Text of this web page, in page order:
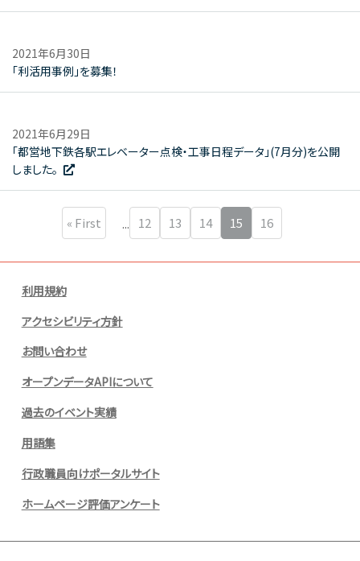
2021年6月30日
「利活用事例」を募集！
2021年6月29日
「都営地下鉄各駅エレベーター点検・工事日程データ」(7月分)を公開
しました。
« First
... 12 13 14 15
16
利用規約
アクセシビリティ方針
お問い合わせ
オープンデータAPIについて
過去のイベント実績
用語集
行政職員向けポータルサイト
ホームページ評価アンケート